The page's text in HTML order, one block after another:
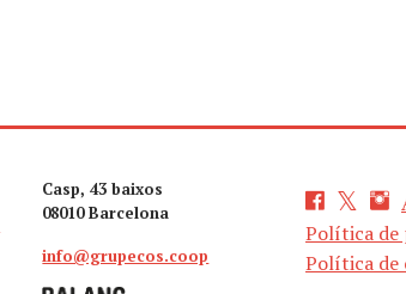
Casp, 43 baixos
08010 Barcelona
info@grupecos.coop
Política
Política de